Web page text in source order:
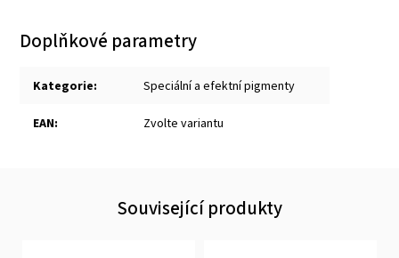
Doplňkové parametry
Kategorie: Speciální a efektní pigmenty
EAN: Zvolte variantu
Související produkty